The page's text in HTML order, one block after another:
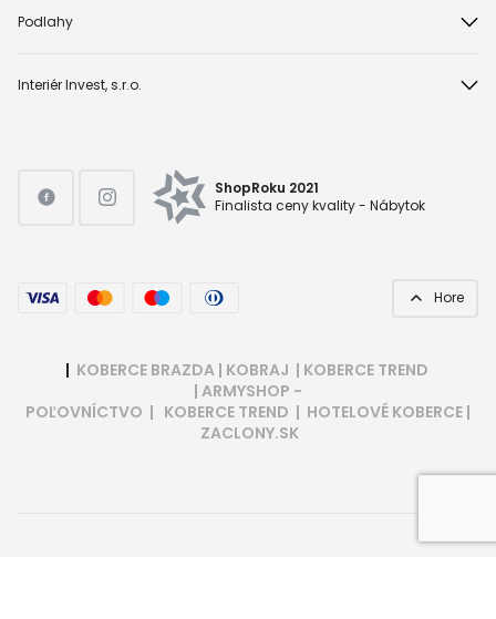
Podlahy
Interiér Invest, s.r.o.
ShopRoku 2021
Finalista ceny kvality - Nábytok
Hore
| KOBERCE BRAZDA | KOBRAJ | KOBERCE TREND
| ARMYSHOP -
POĽOVNÍCTVO | KOBERCE TREND | HOTELOVÉ KOBERCE |
ZACLONY.SK